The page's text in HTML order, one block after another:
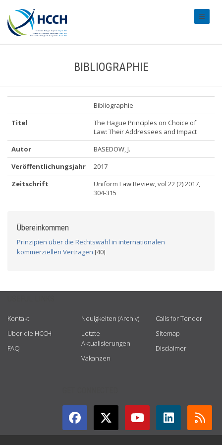
BIBLIOGRAPHIE
Bibliographie
Titel
The Hague Principles on Choice of
Law: Their Addressees and Impact
Autor
BASEDOW, J.
Veröffentlichungsjahr
2017
Zeitschrift
Uniform Law Review, vol 22 (2) 2017,
304-315
Übereinkommen
Prinzipien über die Rechtswahl in internationalen
kommerziellen Verträgen [40]
Kontakt
Über die HCCH
FAQ
Neuigkeiten (Archiv)
Letzte
Aktualisierungen
Vakanzen
Calls for Tender
Sitemap
Disclaimer